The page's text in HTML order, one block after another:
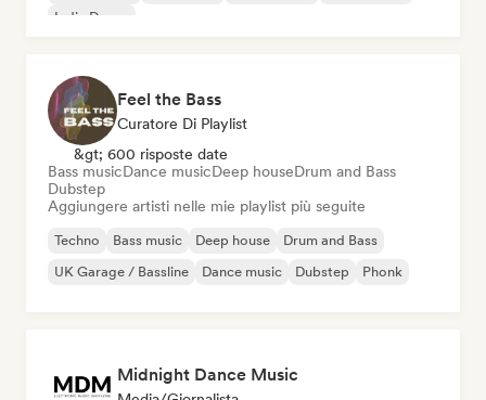
Indie Dance
Feel the Bass
Curatore Di Playlist
&gt; 600 risposte date
Bass musicDance musicDeep houseDrum and Bass
Dubstep
Aggiungere artisti nelle mie playlist più seguite
Techno Bass music Deep house
Drum and Bass
UK Garage / Bassline
Dance music Dubstep Phonk
Midnight Dance Music